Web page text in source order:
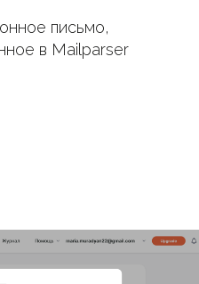
письмо,
в Mailparser